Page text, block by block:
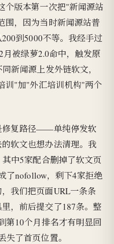
个版本第一次把"新闻源站
围，因为当时新闻源站普
到5000不等。我经手过
被绿萝2.0命中，触发原
新闻源上发外链软文，
训"加"外汇培训机构"两个
修复路径——单纯停发软
软文也想办法清理。我
中5家配合删掉了软文页
了nofollow，剩下4家拒绝
我们把页面URL一条条
，前后提交了187条。整
第10个月排名才有明显回
了首页位置。